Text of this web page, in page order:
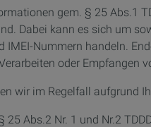
gem. § 25 Abs.1
Dabei kann es sich um
IMEI-Nummern handeln.
oder Empfangen
wir im Regelfall aufgrund
25 Abs.2 Nr. 1 und Nr.2